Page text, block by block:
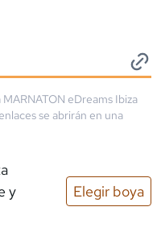
MARNATON eDreams Ibiza
se abrirán en una
y
Elegir boya